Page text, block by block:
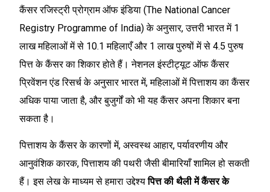
कैंसर रजिस्ट्री प्रोग्राम ऑफ इंडिया (The National Cancer
Registry Programme of India) के अनुसार, उत्तरी भारत में 1
लाख महिलाओं में से 10.1 महिलाएँ और 1 लाख पुरुषों में से 4.5 पुरुष
पित्त के कैंसर का शिकार होते हैं। नेशनल इंस्टीट्यूट ऑफ कैंसर
प्रिवेंशन एंड रिसर्च के अनुसार भारत में, महिलाओं में पित्ताशय का कैंसर
अधिक पाया जाता है, और बुजुर्गों को भी यह कैंसर अपना शिकार बना
सकता है।
पित्ताशय के कैंसर के कारणों में, अस्वस्थ आहार, पर्यावरणीय और
आनुवंशिक कारक, पित्ताशय की पथरी जैसी बीमारियाँ शामिल हो सकती
हैं। इस लेख के माध्यम से हमारा उद्देश्यपित्त की थैली में कैंसर के